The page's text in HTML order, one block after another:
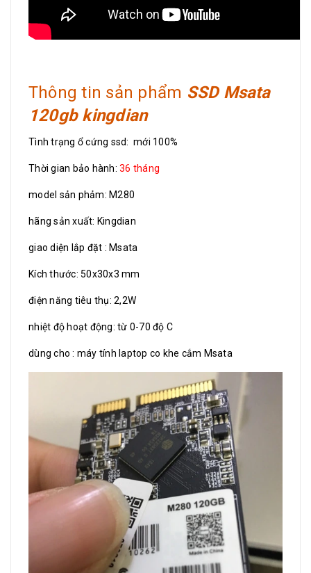
Thông tin sản phẩm SSD Msata
120gb kingdian
Tình trạng ổ cứng ssd: mới 100%
Thời gian bảo hành: 36 tháng
model sản phảm: M280
hãng sản xuất: Kingdian
giao diện lắp đặt : Msata
Kích thước: 50x30x3 mm
điện năng tiêu thụ: 2,2W
nhiệt độ hoạt động: từ 0-70 độ C
dùng cho : máy tính laptop co khe cắm Msata